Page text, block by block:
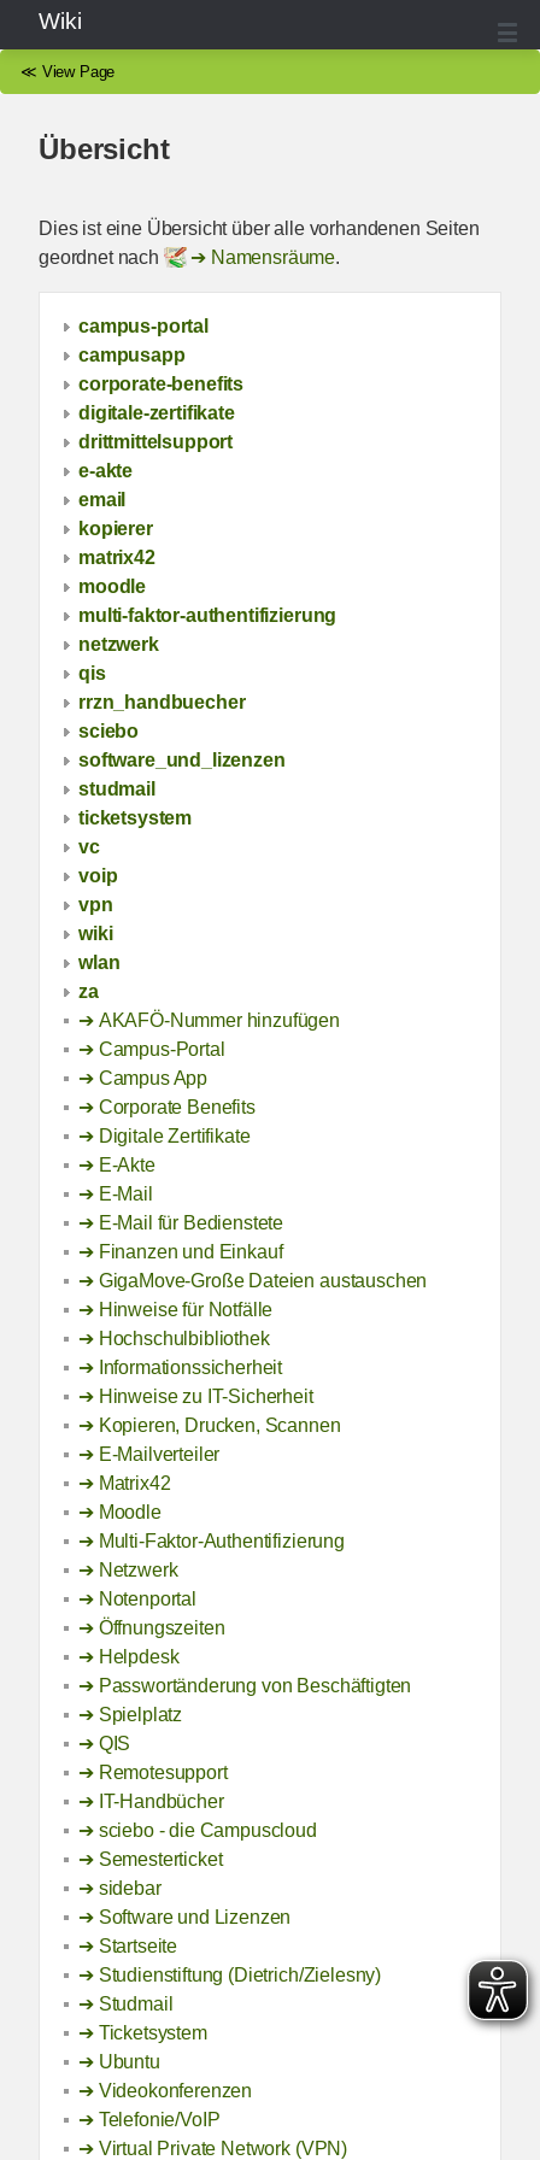
Wiki
≪ View Page
Übersicht
Dies ist eine Übersicht über alle vorhandenen Seiten
geordnet nach
Namensräume.
campus-portal
campusapp
corporate-benefits
digitale-zertifikate
drittmittelsupport
e-akte
email
kopierer
matrix42
moodle
multi-faktor-authentifizierung
netzwerk
qis
rrzn_handbuecher
sciebo
software_und_lizenzen
studmail
ticketsystem
vc
voip
vpn
wiki
wlan
za
AKAFÖ-Nummer hinzufügen
Campus-Portal
Campus App
Corporate Benefits
Digitale Zertifikate
E-Akte
E-Mail
E-Mail für Bedienstete
Finanzen und Einkauf
GigaMove-Große Dateien austauschen
Hinweise für Notfälle
Hochschulbibliothek
Informationssicherheit
Hinweise zu IT-Sicherheit
Kopieren, Drucken, Scannen
E-Mailverteiler
Matrix42
Moodle
Multi-Faktor-Authentifizierung
Netzwerk
Notenportal
Öffnungszeiten
Helpdesk
Passwortänderung von Beschäftigten
Spielplatz
QIS
Remotesupport
IT-Handbücher
sciebo - die Campuscloud
Semesterticket
sidebar
Software und Lizenzen
Startseite
Studienstiftung (Dietrich/Zielesny)
Studmail
Ticketsystem
Ubuntu
Videokonferenzen
Telefonie/VoIP
Virtual Private Network (VPN)